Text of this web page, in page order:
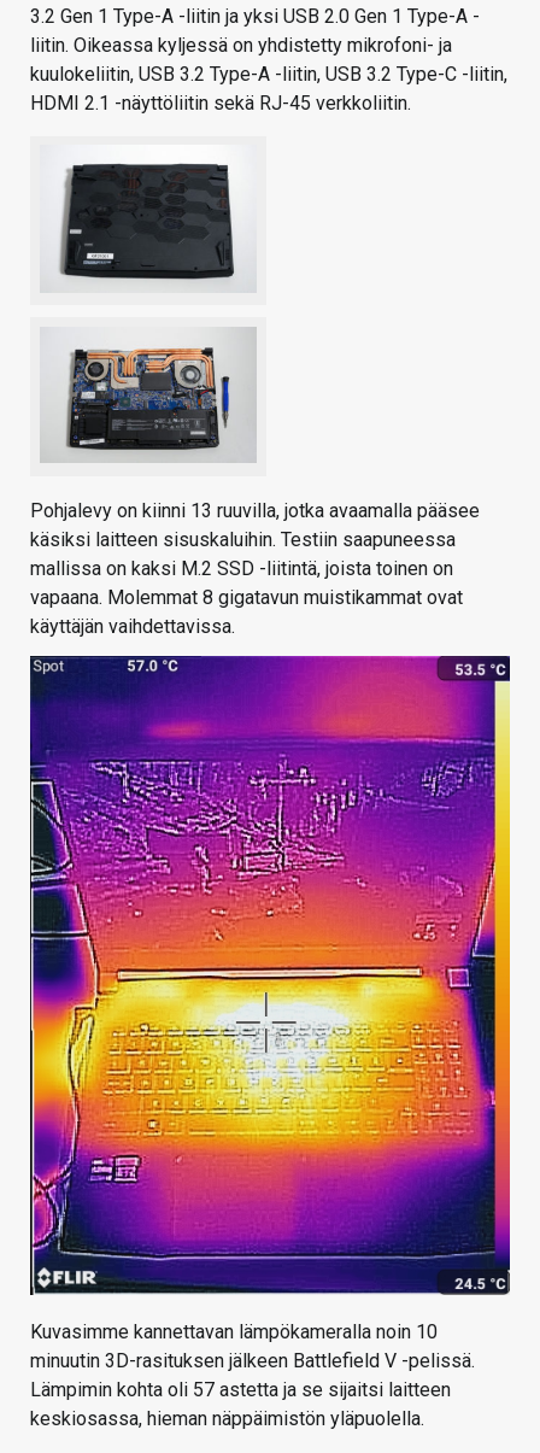
3.2 Gen 1 Type-A -liitin ja yksi USB 2.0 Gen 1 Type-A -
liitin. Oikeassa kyljessä on yhdistetty mikrofoni- ja
kuulokeliitin, USB 3.2 Type-A -liitin, USB 3.2 Type-C -liitin,
HDMI 2.1 -näyttöliitin sekä RJ-45 verkkoliitin.
Pohjalevy on kiinni 13 ruuvilla, jotka avaamalla pääsee
käsiksi laitteen sisuskaluihin. Testiin saapuneessa
mallissa on kaksi M.2 SSD -liitintä, joista toinen on
vapaana. Molemmat 8 gigatavun muistikammat ovat
käyttäjän vaihdettavissa.
Kuvasimme kannettavan lämpökameralla noin 10
minuutin 3D-rasituksen jälkeen Battlefield V -pelissä.
Lämpimin kohta oli 57 astetta ja se sijaitsi laitteen
keskiosassa, hieman näppäimistön yläpuolella.